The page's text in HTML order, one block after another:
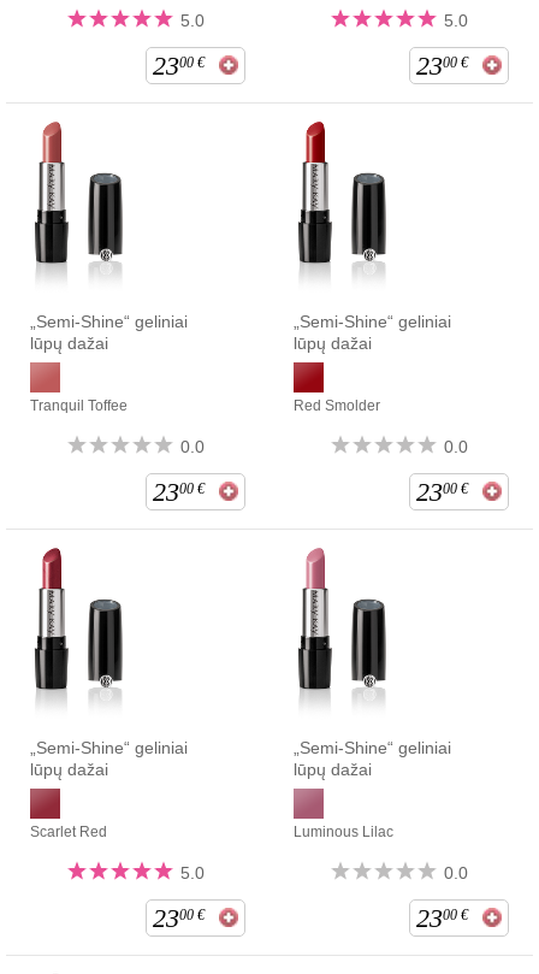
5.0
2300 €
5.0
2300 €
„Semi-Shine“ geliniai
lūpų dažai
Tranquil Toffee
0.0
2300 €
„Semi-Shine“ geliniai
lūpų dažai
Red Smolder
0.0
2300 €
„Semi-Shine“ geliniai
lūpų dažai
Scarlet Red
5.0
2300 €
„Semi-Shine“ geliniai
lūpų dažai
Luminous Lilac
0.0
2300 €